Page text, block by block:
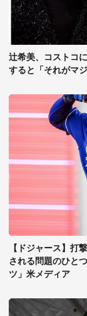
辻希美、コストコ
すると「それがマ
【ドジャース】打
される問題のひと
ツ」米メディア